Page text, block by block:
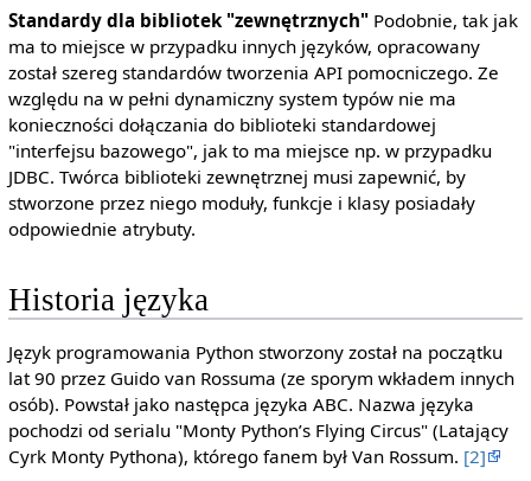
Standardy dla bibliotek "zewnętrznych"Podobnie, tak jak
ma to miejsce w przypadku innych języków, opracowany
został szereg standardów tworzenia API pomocniczego. Ze
względu na w pełni dynamiczny system typów nie ma
konieczności dołączania do biblioteki standardowej
"interfejsu bazowego", jak to ma miejsce np. w przypadku
JDBC. Twórca biblioteki zewnętrznej musi zapewnić, by
stworzone przez niego moduły, funkcje i klasy posiadały
odpowiednie atrybuty.
Historia języka
Język programowania Python stworzony został na początku
lat 90 przez Guido van Rossuma (ze sporym wkładem innych
osób). Powstał jako następca języka ABC. Nazwa języka
pochodzi od serialu "Monty Python’s Flying Circus" (Latający
Cyrk Monty Pythona), którego fanem był Van Rossum. [2]